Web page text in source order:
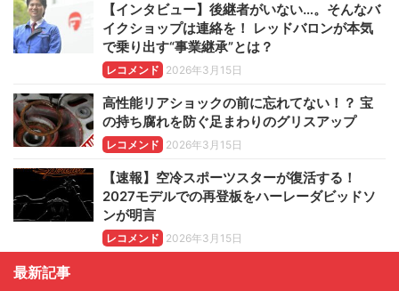
【インタビュー】後継者がいない…。そんなバ
イクショップは連絡を！ レッドバロンが本気
で乗り出す“事業継承”とは？
レコメンド 2026年3月15日
高性能リアショックの前に忘れてない！？ 宝
の持ち腐れを防ぐ足まわりのグリスアップ
レコメンド 2026年3月15日
【速報】空冷スポーツスターが復活する！
2027モデルでの再登板をハーレーダビッドソ
ンが明言
レコメンド 2026年3月15日
最新記事